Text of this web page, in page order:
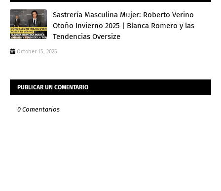
Sastrería Masculina Mujer: Roberto Verino
Otoño Invierno 2025 | Blanca Romero y las
Tendencias Oversize
October 15, 2025
PUBLICAR UN COMENTARIO
0 Comentarios